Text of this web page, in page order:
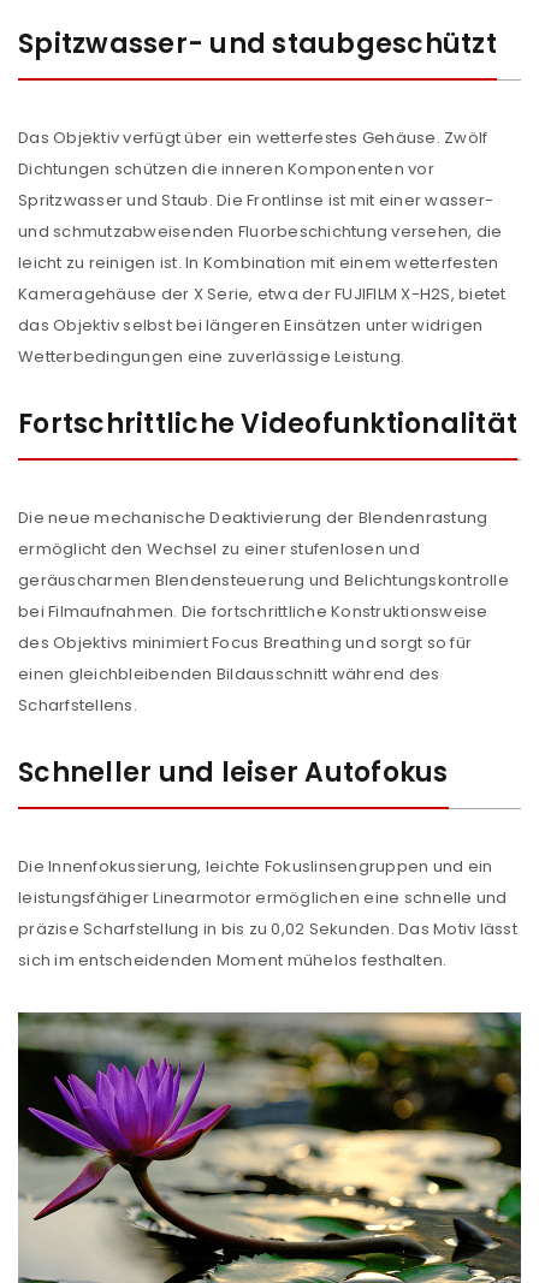
Spitzwasser- und staubgeschützt
Das Objektiv verfügt über ein wetterfestes Gehäuse. Zwölf
Dichtungen schützen die inneren Komponenten vor
Spritzwasser und Staub. Die Frontlinse ist mit einer wasser-
und schmutzabweisenden Fluorbeschichtung versehen, die
leicht zu reinigen ist. In Kombination mit einem wetterfesten
Kameragehäuse der X Serie, etwa der FUJIFILM X-H2S, bietet
das Objektiv selbst bei längeren Einsätzen unter widrigen
Wetterbedingungen eine zuverlässige Leistung.
Fortschrittliche Videofunktionalität
Die neue mechanische Deaktivierung der Blendenrastung
ermöglicht den Wechsel zu einer stufenlosen und
geräuscharmen Blendensteuerung und Belichtungskontrolle
bei Filmaufnahmen. Die fortschrittliche Konstruktionsweise
des Objektivs minimiert Focus Breathing und sorgt so für
einen gleichbleibenden Bildausschnitt während des
Scharfstellens.
Schneller und leiser Autofokus
Die Innenfokussierung, leichte Fokuslinsengruppen und ein
leistungsfähiger Linearmotor ermöglichen eine schnelle und
präzise Scharfstellung in bis zu 0,02 Sekunden. Das Motiv lässt
sich im entscheidenden Moment mühelos festhalten.